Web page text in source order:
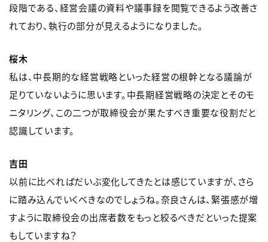
段階である、経営会議の資料や議事録を閲覧できるよう改善さ
れており、執行の部分が見えるようになりました。
桜木
私は、中長期的な経営戦略といった経営の根幹となる議論が
足りていないように思います。中長期経営戦略の決定とそのモ
ニタリング、この二つが取締役会が果たすべき重要な役割だと
認識しています。
吉田
以前に比べればだいぶ変化してきたとは感じていますが、さら
に踏み込んでいくべきなのでしょうね。奈良さんは、緊張感が増
すように取締役会の出席者数をもっと絞るべきだといった提案
もしていますね？